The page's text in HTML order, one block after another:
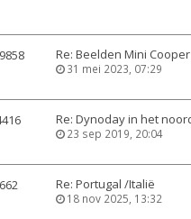
Re: Beelden Mini
31 mei 2023, 07:29
Re: Dynoday in het
23 sep 2019, 20:04
662 Re: Portugal /Italië
18 nov 2025, 13:32